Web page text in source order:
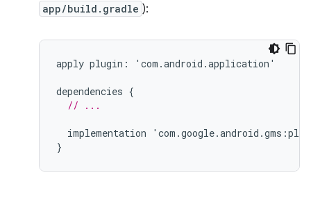
app/build.gradle ):
apply plugin : ' com .android .application '
dependencies {
// ...
implementation ' com .google.android .gms :play
}